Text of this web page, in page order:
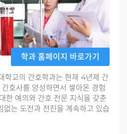
학과 홈페이지 바로가기
학교의 간호학과는 현재 4년제 간
호사를 양성하면서 쌓아온 경험
한 예의와 간호 전문 지식을 갖춘
없는 도전과 전진을 계속하고 있습